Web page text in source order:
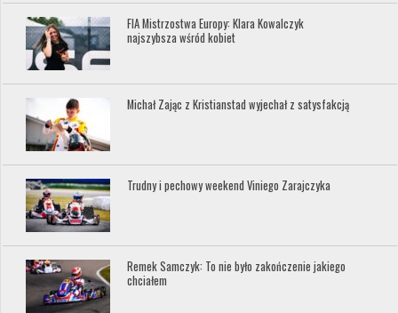
FIA Mistrzostwa Europy: Klara Kowalczyk
najszybsza wśród kobiet
Michał Zając z Kristianstad wyjechał z satysfakcją
Trudny i pechowy weekend Viniego Zarajczyka
Remek Samczyk: To nie było zakończenie jakiego
chciałem